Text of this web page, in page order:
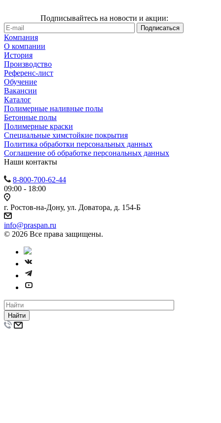
Подписывайтесь на новости и акции:
Компания
О компании
История
Производство
Референс-лист
Обучение
Вакансии
Каталог
Полимерные наливные полы
Бетонные полы
Полимерные краски
Специальные химстойкие покрытия
Политика обработки персональных данных
Cоглашение об обработке персональных данных
Наши контакты
8-800-700-62-44
09:00 - 18:00
г. Ростов-на-Дону, ул. Доватора, д. 154-Б
info@praspan.ru
© 2026 Все права защищены.
Найти